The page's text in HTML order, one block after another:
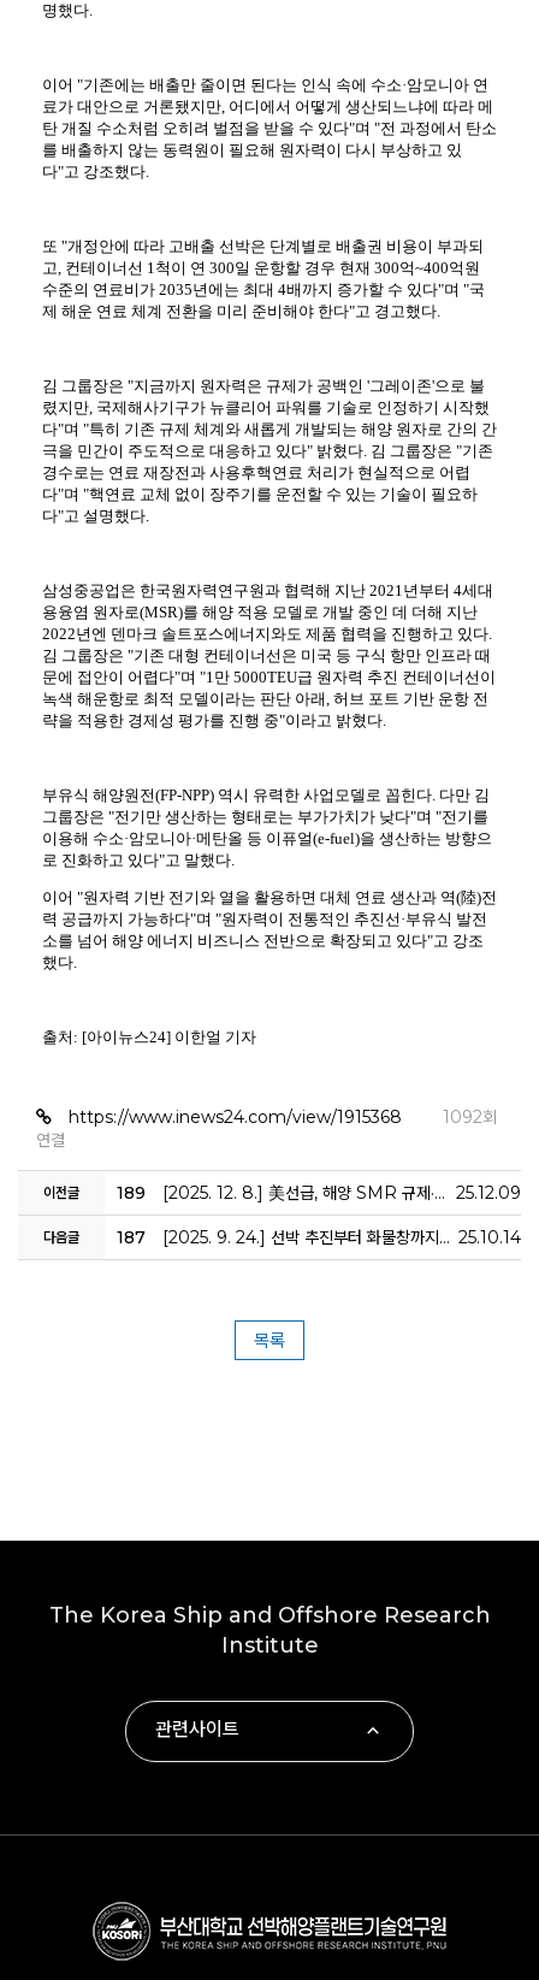
명했다.
이어 "기존에는 배출만 줄이면 된다는 인식 속에 수소·암모니아 연
료가 대안으로 거론됐지만, 어디에서 어떻게 생산되느냐에 따라 메
탄 개질 수소처럼 오히려 벌점을 받을 수 있다"며 "전 과정에서 탄소
를 배출하지 않는 동력원이 필요해 원자력이 다시 부상하고 있
다"고 강조했다.
또 "개정안에 따라 고배출 선박은 단계별로 배출권 비용이 부과되
고, 컨테이너선 1척이 연 300일 운항할 경우 현재 300억~400억원
수준의 연료비가 2035년에는 최대 4배까지 증가할 수 있다"며 "국
제 해운 연료 체계 전환을 미리 준비해야 한다"고 경고했다.
김 그룹장은 "지금까지 원자력은 규제가 공백인 '그레이존'으로 불
렸지만, 국제해사기구가 뉴클리어 파워를 기술로 인정하기 시작했
다"며 "특히 기존 규제 체계와 새롭게 개발되는 해양 원자로 간의 간
극을 민간이 주도적으로 대응하고 있다" 밝혔다. 김 그룹장은 "기존
경수로는 연료 재장전과 사용후핵연료 처리가 현실적으로 어렵
다"며 "핵연료 교체 없이 장주기를 운전할 수 있는 기술이 필요하
다"고 설명했다.
삼성중공업은 한국원자력연구원과 협력해 지난 2021년부터 4세대
용융염 원자로(MSR)를 해양 적용 모델로 개발 중인 데 더해 지난
2022년엔 덴마크 솔트포스에너지와도 제품 협력을 진행하고 있다.
김 그룹장은 "기존 대형 컨테이너선은 미국 등 구식 항만 인프라 때
문에 접안이 어렵다"며 "1만 5000TEU급 원자력 추진 컨테이너선이
녹색 해운항로 최적 모델이라는 판단 아래, 허브 포트 기반 운항 전
략을 적용한 경제성 평가를 진행 중"이라고 밝혔다.
부유식 해양원전(FP-NPP) 역시 유력한 사업모델로 꼽힌다. 다만 김
그룹장은 "전기만 생산하는 형태로는 부가가치가 낮다"며 "전기를
이용해 수소·암모니아·메탄올 등 이퓨얼(e-fuel)을 생산하는 방향으
로 진화하고 있다"고 말했다.
이어 "원자력 기반 전기와 열을 활용하면 대체 연료 생산과 역(陸)전
력 공급까지 가능하다"며 "원자력이 전통적인 추진선·부유식 발전
소를 넘어 해양 에너지 비즈니스 전반으로 확장되고 있다"고 강조
했다.
출처: [아이뉴스24] 이한얼 기자
https://www.inews24.com/view/1915368
1092회
연결
이전글 189 [2025. 12. 8.] 美선급, 해양 SMR 규제·시장 구상공개… “최근에 안 했을 뿐, 이미 해본 일” 25.12.09
다음글 187 [2025. 9. 24.] 선박 추진부터 화물창까지…K조선 미래, ‘수소’ 있다 25.10.14
목록
The Korea Ship and Offshore Research
Institute
관련사이트
∙ KOLAS